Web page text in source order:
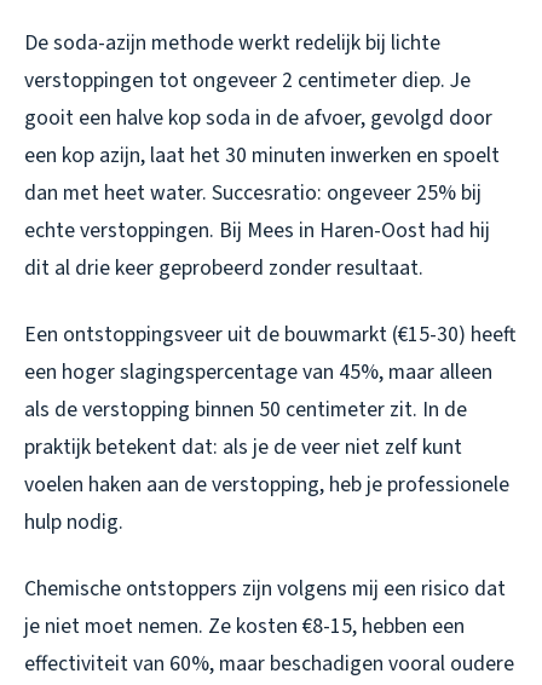
De soda-azijn methode werkt redelijk bij lichte
verstoppingen tot ongeveer 2 centimeter diep. Je
gooit een halve kop soda in de afvoer, gevolgd door
een kop azijn, laat het 30 minuten inwerken en spoelt
dan met heet water. Succesratio: ongeveer 25% bij
echte verstoppingen. Bij Mees in Haren-Oost had hij
dit al drie keer geprobeerd zonder resultaat.
Een ontstoppingsveer uit de bouwmarkt (€15-30) heeft
een hoger slagingspercentage van 45%, maar alleen
als de verstopping binnen 50 centimeter zit. In de
praktijk betekent dat: als je de veer niet zelf kunt
voelen haken aan de verstopping, heb je professionele
hulp nodig.
Chemische ontstoppers zijn volgens mij een risico dat
je niet moet nemen. Ze kosten €8-15, hebben een
effectiviteit van 60%, maar beschadigen vooral oudere